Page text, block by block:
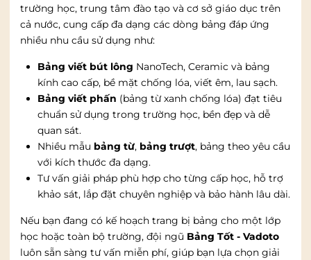
trường học, trung tâm đào tạo và cơ sở giáo dục trên
cả nước, cung cấp đa dạng các dòng bảng đáp ứng
nhiều nhu cầu sử dụng như:
Bảng viết bút lông NanoTech, Ceramic và bảng
kính cao cấp, bề mặt chống lóa, viết êm, lau sạch.
Bảng viết phấn (bảng từ xanh chống lóa) đạt tiêu
chuẩn sử dụng trong trường học, bền đẹp và dễ
quan sát.
Nhiều mẫu bảng từ, bảng trượt, bảng theo yêu cầu
với kích thước đa dạng.
Tư vấn giải pháp phù hợp cho từng cấp học, hỗ trợ
khảo sát, lắp đặt chuyên nghiệp và bảo hành lâu dài.
Nếu bạn đang có kế hoạch trang bị bảng cho một lớp
học hoặc toàn bộ trường, đội ngũ Bảng Tốt - Vadoto
luôn sẵn sàng tư vấn miễn phí, giúp bạn lựa chọn giải